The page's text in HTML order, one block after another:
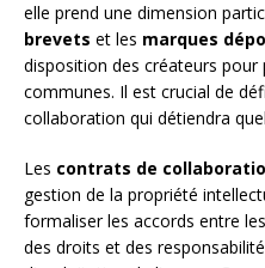
elle prend une dimension
brevets et les marques
disposition des créateurs
communes. Il est crucial de
collaboration qui détiendra
Les contrats de
gestion de la propriété
formaliser les accords entre
des droits et des